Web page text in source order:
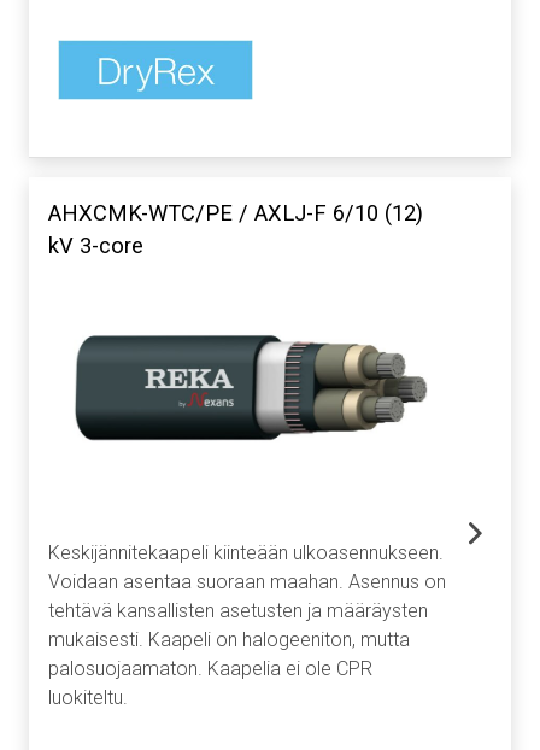
AHXCMK-WTC/PE / AXLJ-F 6/10 (12)
kV 3-core
Keskijännitekaapeli kiinteään ulkoasennukseen.
Voidaan asentaa suoraan maahan. Asennus on
tehtävä kansallisten asetusten ja määräysten
mukaisesti. Kaapeli on halogeeniton, mutta
palosuojaamaton. Kaapelia ei ole CPR
luokiteltu.